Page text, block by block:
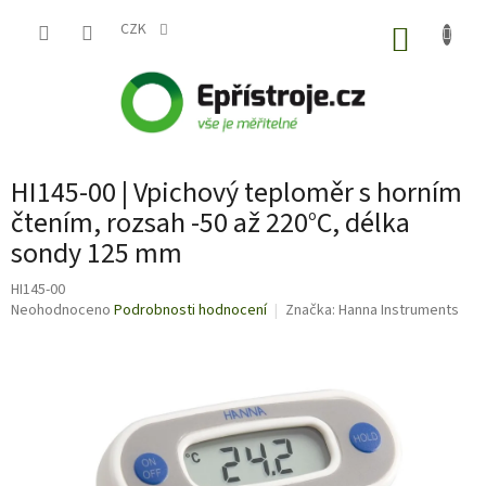
CZK
HI145-00 | Vpichový teploměr s horním
čtením, rozsah -50 až 220°C, délka
sondy 125 mm
HI145-00
Průměrné
Neohodnoceno Podrobnosti hodnocení Značka: Hanna Instruments